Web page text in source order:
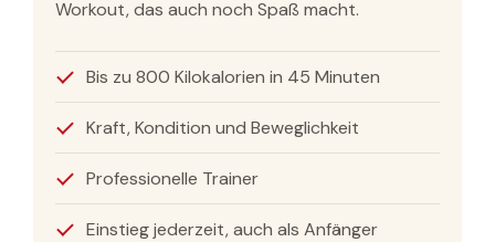
Workout, das auch noch Spaß macht.
Bis zu 800 Kilokalorien in 45 Minuten
Kraft, Kondition und Beweglichkeit
Professionelle Trainer
Einstieg jederzeit, auch als Anfänger